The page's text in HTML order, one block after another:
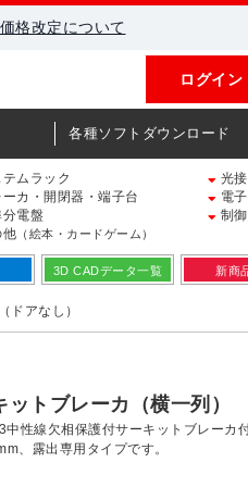
格改定について
ログイン
各種ソフトダウンロード
テムラック
光
ーカ・開閉器・端子台
電
分電盤
制
他 （絵本・カードゲーム）
3D CADデータ一覧 新商
ドアなし）
ットブレーカ（横一列）
性線欠相保護付サーキットブレーカ
、露出専用タイプです。